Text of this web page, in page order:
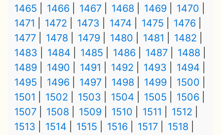
1465
1466 1467 1468 1469
1470
1471
1472 1473 1474 1475
1476
1477
1478 1479 1480 1481
1482
1483
1484 1485 1486 1487
1488
1489
1490 1491 1492 1493
1494
1495
1496 1497 1498 1499
1500
1501
1502 1503 1504 1505
1506
1507
1508 1509 1510 1511
1512
1513
1514 1515 1516 1517
1518